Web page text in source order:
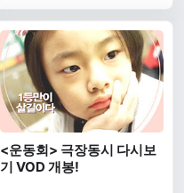
<운동회> 극장동시 다시보
기 VOD 개봉!